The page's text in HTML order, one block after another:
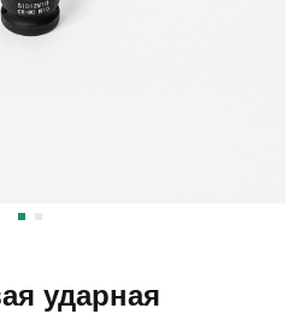
ударная